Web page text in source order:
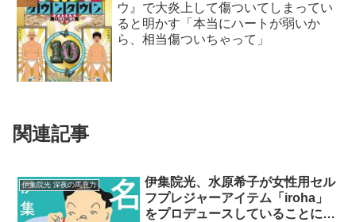
ウ』で大炎上して傷ついてしまってい
ると明かす「本当にハートが弱いか
ら、相当傷ついちゃって」
関連記事
伊集院光 深夜の馬鹿力
伊集院光、水原希子が女性用セル
フプレジャーアイテム「iroha」
をプロデュースしていることに驚